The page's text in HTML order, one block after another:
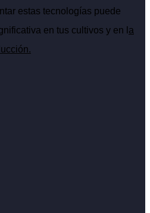
estas tecnologías puede
en tus cultivos y en l a